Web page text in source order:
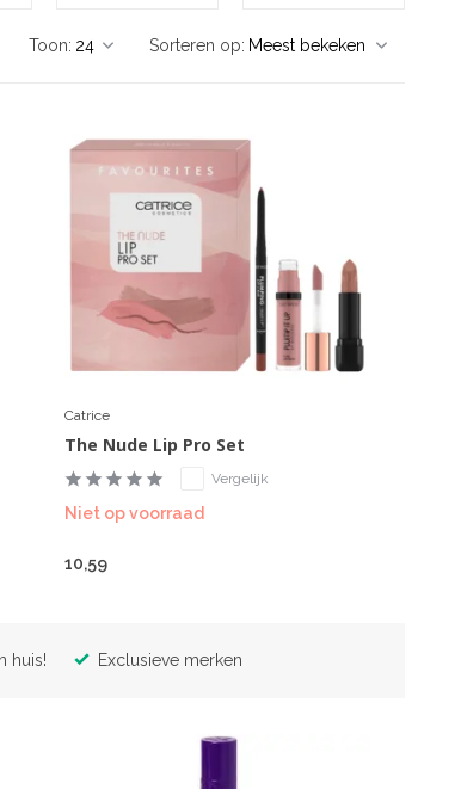
Toon: Sorteren op:
Catrice
The Nude Lip Pro Set
Vergelijk
Niet op voorraad
10,59
huis! Exclusieve merken